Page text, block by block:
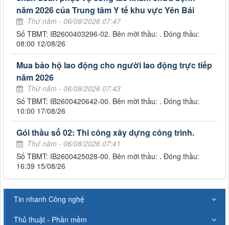
năm 2026 của Trung tâm Y tế khu vực Yên Bái
Thứ năm - 06/08/2026 07:47
Số TBMT: IB2600403296-02. Bên mời thầu: . Đóng thầu:
08:00 12/08/26
Mua bảo hộ lao động cho người lao động trực tiếp
năm 2026
Thứ năm - 06/08/2026 07:43
Số TBMT: IB2600420642-00. Bên mời thầu: . Đóng thầu:
10:00 17/08/26
Gói thầu số 02: Thi công xây dựng công trình.
Thứ năm - 06/08/2026 07:41
Số TBMT: IB2600425028-00. Bên mời thầu: . Đóng thầu:
16:39 15/08/26
Tin nhanh Công nghệ
Thủ thuật - Phần mềm